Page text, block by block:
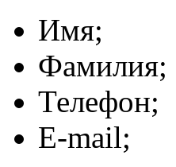
Имя;
Фамилия;
Телефон;
E-mail;